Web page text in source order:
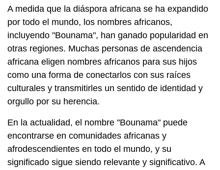
A medida que la diáspora africana se ha expandido
por todo el mundo, los nombres africanos,
incluyendo "Bounama", han ganado popularidad en
otras regiones. Muchas personas de ascendencia
africana eligen nombres africanos para sus hijos
como una forma de conectarlos con sus raíces
culturales y transmitirles un sentido de identidad y
orgullo por su herencia.
En la actualidad, el nombre "Bounama" puede
encontrarse en comunidades africanas y
afrodescendientes en todo el mundo, y su
significado sigue siendo relevante y significativo. A